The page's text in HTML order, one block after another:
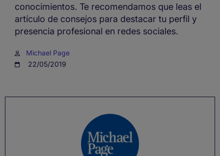
conocimientos. Te recomendamos que leas el
artículo de consejos para destacar tu perfil y
presencia profesional en redes sociales.
Michael Page
22/05/2019